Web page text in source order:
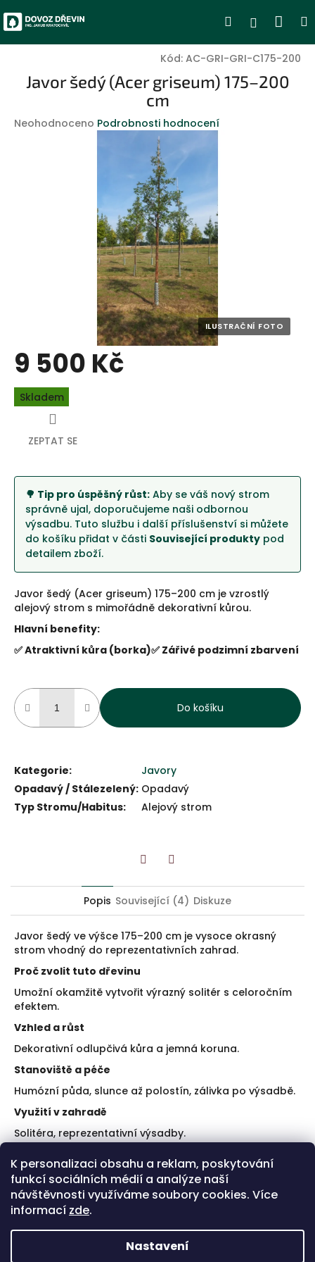
K personalizaci obsahu a reklam, poskytování
funkcí sociálních médií a analýze naší
návštěvnosti využíváme soubory cookies. Více
informací zde.
Nastavení
na
obsah
Hledat
Kód: AC-GRI-GRI-C175-200
Javor šedý (Acer griseum) 175–200
cm
Průměrné
Neohodnoceno Podrobnosti hodnocení
9 500 Kč
Měrná
cena:
Skladem
Do košíku
🌳 Tip pro úspěšný růst: Aby se váš nový strom
správně ujal, doporučujeme naši odbornou
výsadbu. Tuto službu i další příslušenství si můžete
do košíku přidat v části Související produkty pod
detailem zboží.
Javor šedý (Acer griseum) 175–200 cm je vzrostlý
alejový strom s mimořádně dekorativní kůrou.
Hlavní benefity:
✅ Atraktivní kůra (borka)✅ Zářivé podzimní zbarvení
Kategorie:
Javory
Opadavý / Stálezelený: Opadavý
Typ Stromu/Habitus: Alejový strom
ZEPTAT SE
Popis Související (4) Diskuze
Javor šedý ve výšce 175–200 cm je vysoce okrasný
strom vhodný do reprezentativních zahrad.
Proč zvolit tuto dřevinu
Umožní okamžitě vytvořit výrazný solitér s celoročním
efektem.
Vzhled a růst
Dekorativní odlupčivá kůra a jemná koruna.
Stanoviště a péče
Humózní půda, slunce až polostín, zálivka po výsadbě.
Využití v zahradě
Solitéra, reprezentativní výsadby.
Zajistěte kvalitní půdu.
Mulčujte kořenový prostor.
Plusy a limity
Limit: pomalejší růst.